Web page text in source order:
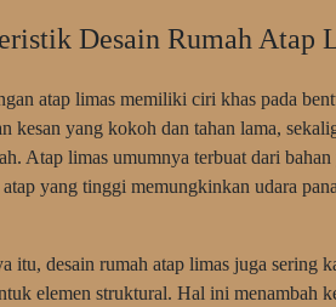
Desain Rumah Atap
atap limas memiliki ciri khas pada
kesan yang kokoh dan tahan lama,
Atap limas umumnya terbuat dari
yang tinggi memungkinkan udara
itu, desain rumah atap limas juga sering
elemen struktural. Hal ini menambah